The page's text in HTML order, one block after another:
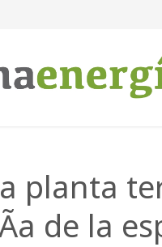
planta
de la